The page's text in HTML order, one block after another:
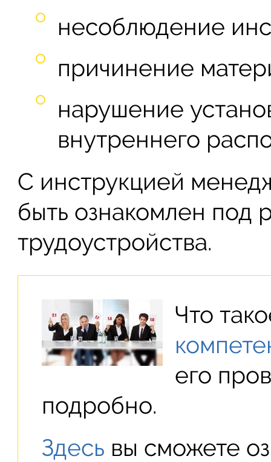
несоблюдение
причинение
нарушение
внутреннего
С инструкцией
быть ознакомлен под
трудоустройства.
Что
его
подробно.
Здесь вы сможете